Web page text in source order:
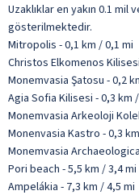
Uzaklıklar en yakın 0.1
gösterilmektedir.
Mitropolis - 0,1 km / 0,1 mi
Christos Elkomenos
Monemvasia Şatosu - 0,2
Agia Sofia Kilisesi - 0,3 km
Monemvasia Arkeoloji
Monenvasia Kastro - 0,3
Monemvasia
Pori beach - 5,5 km / 3,4 mi
Ampelákia - 7,3 km / 4,5 mi